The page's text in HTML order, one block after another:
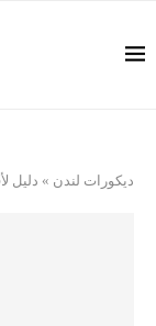
ديكورات لندن » دليل